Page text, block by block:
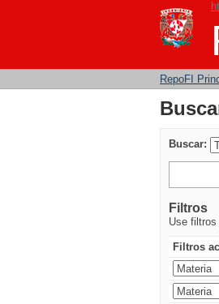
RepoFI
Buscar:
Filtros
Use
Filtros